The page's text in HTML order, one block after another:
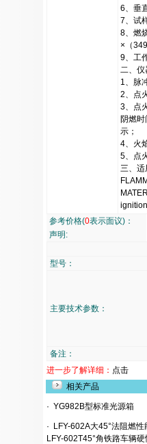
6、垂
7、试
8、燃
×（
9、工
二、仪
1、脉
2、点
3、点
阴燃
示；
4、火
5、点
三、适
参考价格(0表示面议)：
声明:
型号：
主要技术参数：
备注：
进一步了解详细： 点击
相关产品
· YG982B型标准光源箱
· LFY-602A大45°法阻燃性
LFY-602T45°角铁路车辆